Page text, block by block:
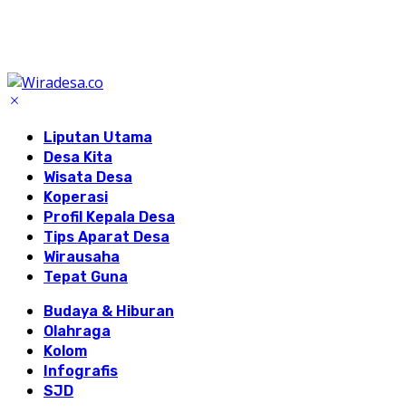
Liputan Utama
Desa Kita
Wisata Desa
Koperasi
Profil Kepala Desa
Tips Aparat Desa
Wirausaha
Tepat Guna
Budaya & Hiburan
Olahraga
Kolom
Infografis
SJD